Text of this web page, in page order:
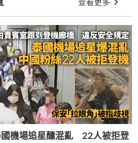
查看更多
國機場追星釀混亂 22人被拒登